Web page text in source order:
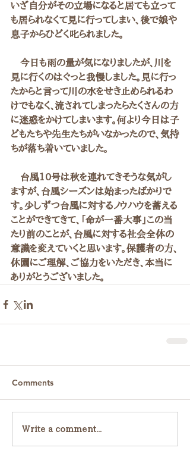
いざ自分がその立場になると居ても立って
も居られなくて見に行ってしまい、後で娘や
息子からひどく叱られました。
今日も雨の量が気になりましたが、川を
見に行くのはぐっと我慢しました。見に行っ
たからと言って川の水をせき止められるわ
けでもなく、流されてしまったらたくさんの方
に迷惑をかけてしまいます。何より今日は子
どもたちや先生たちがいなかったので、気持
ちが落ち着いていました。
台風10号は秋を連れてきそうな気がし
ますが、台風シーズンは始まったばかりで
す。少しずつ台風に対するノウハウを蓄える
ことができてきて、「命が一番大事」この当
たり前のことが、台風に対する社会全体の
意識を変えていくと思います。保護者の方、
休園にご理解、ご協力をいただき、本当に
ありがとうございました。
Comments
Write a comment...